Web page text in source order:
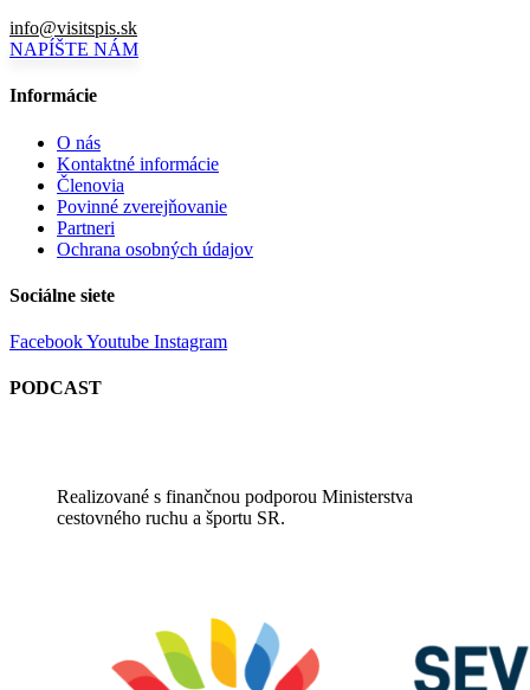
info@visitspis.sk
NAPÍŠTE NÁM
Informácie
O nás
Kontaktné informácie
Členovia
Povinné zverejňovanie
Partneri
Ochrana osobných údajov
Sociálne siete
FacebookYoutube Instagram
PODCAST
Realizované s finančnou podporou Ministerstva
cestovného ruchu a športu SR.